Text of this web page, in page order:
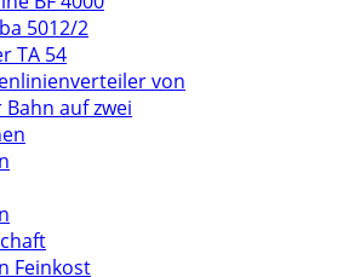
5012/2
TA 54
von
Bahn auf zwei
Feinkost